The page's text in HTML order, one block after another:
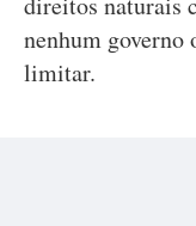
nenhum governo
limitar.